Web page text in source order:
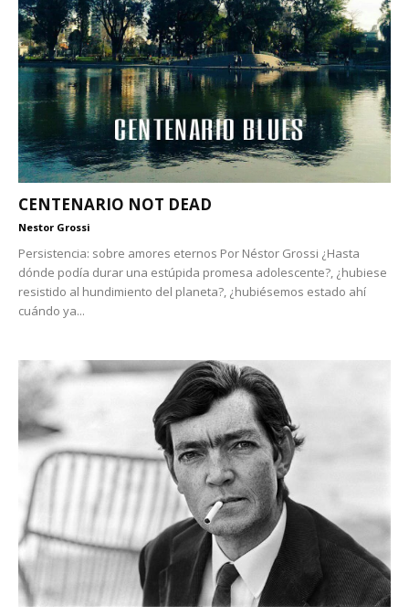
CENTENARIO NOT DEAD
Nestor Grossi
Persistencia: sobre amores eternos Por Néstor Grossi ¿Hasta
dónde podía durar una estúpida promesa adolescente?, ¿hubiese
resistido al hundimiento del planeta?, ¿hubiésemos estado ahí
cuándo ya...